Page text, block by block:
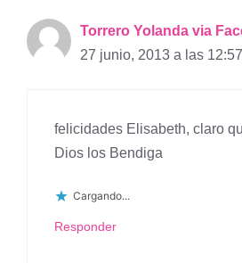
Torrero Yolanda via
27 junio, 2013 a las 12:57
felicidades Elisabeth, claro
Dios los Bendiga
Cargando...
Responder